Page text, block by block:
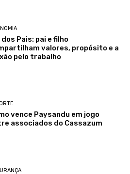
dos Pais: pai e filho
valores, propósito e a
pelo trabalho
vence Paysandu em jogo
associados do Cassazum